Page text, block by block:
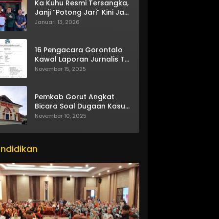
Ka Kuhu Resmi Tersangka,
Janji “Potong Jari” Kini Jadi
Bumerang
Januari 13, 2026
16 Pengacara Gorontalo
Kawal Laporan Jurnalis TV
One
November 15, 2025
Pemkab Gorut Angkat
Bicara Soal Dugaan Kasus
Asusila Oknum ASN
November 10, 2025